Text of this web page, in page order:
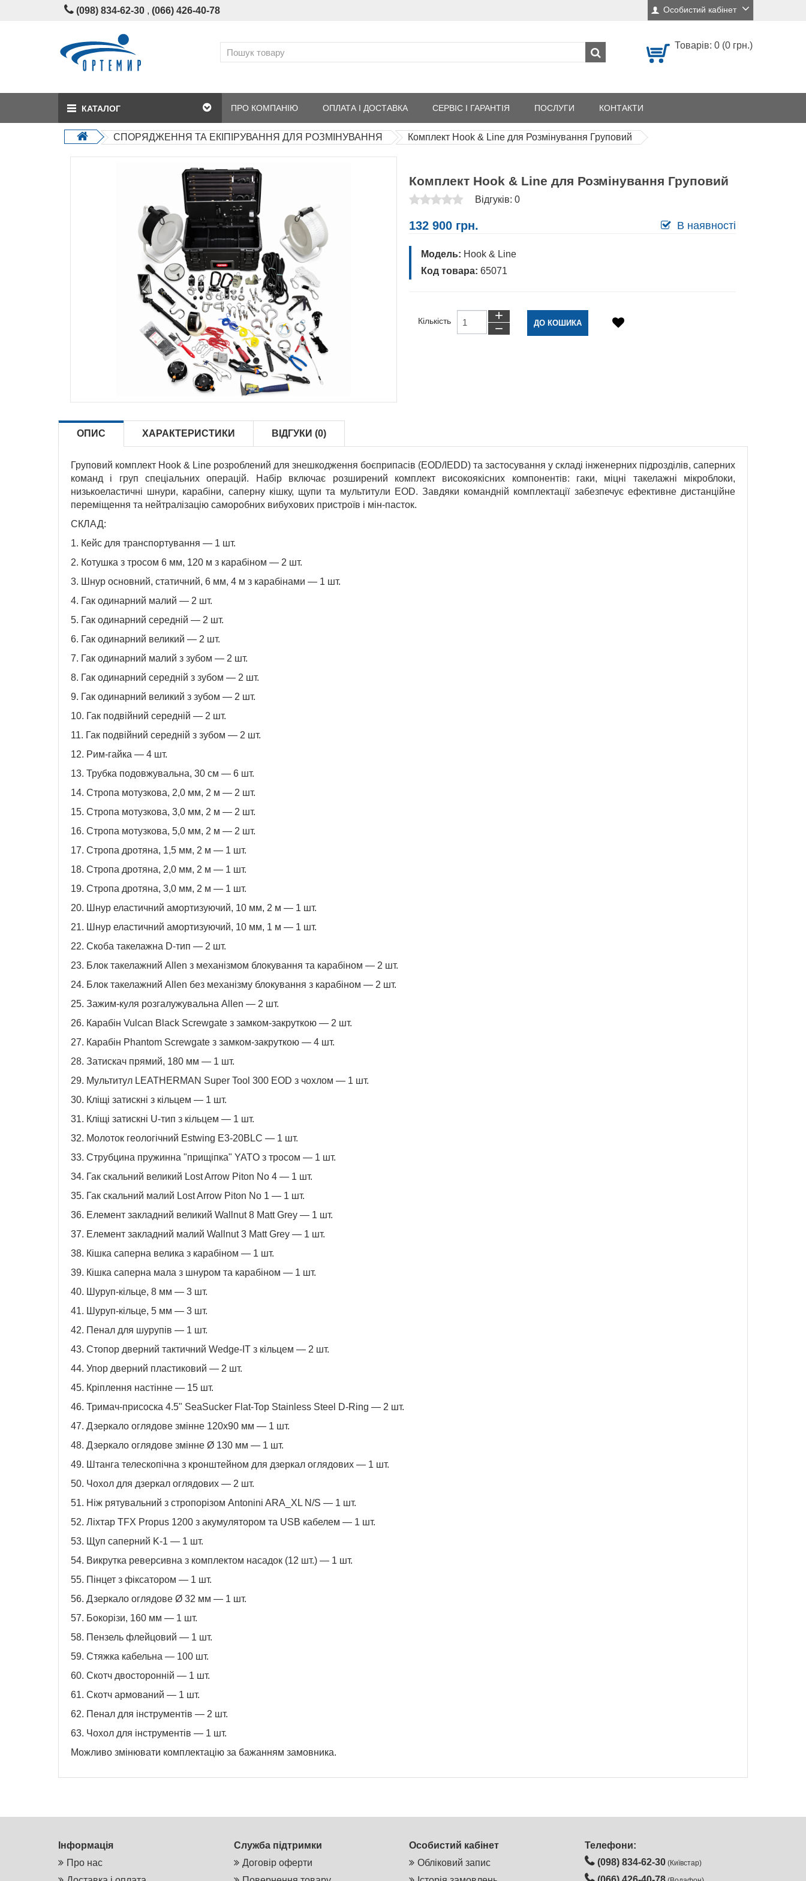
(098) 834-62-30 , (066) 426‑40‑78 Особистий кабінет
Товарів: 0 (0 грн.)
КАТАЛОГ ПРО КОМПАНІЮ ОПЛАТА І ДОСТАВКА СЕРВІС І ГАРАНТІЯ ПОСЛУГИ КОНТАКТИ
СПОРЯДЖЕННЯ ТА ЕКІПІРУВАННЯ ДЛЯ РОЗМІНУВАННЯ Комплект Hook & Line для Розмінування Груповий
Комплект Hook & Line для Розмінування Груповий
Відгуків: 0
132 900 грн. В наявності
Модель: Hook & Line
Код товара: 65071
Кількість −
+
ОПИС ХАРАКТЕРИСТИКИ ВІДГУКИ (0)
Груповий комплект Hook & Line розроблений для знешкодження боєприпасів (EOD/IEDD) та застосування у складі інженерних підрозділів, саперних
команд і груп спеціальних операцій. Набір включає розширений комплект високоякісних компонентів: гаки, міцні такелажні мікроблоки,
низькоеластичні шнури, карабіни, саперну кішку, щупи та мультитули EOD. Завдяки командній комплектації забезпечує ефективне дистанційне
переміщення та нейтралізацію саморобних вибухових пристроїв і мін‑пасток.
СКЛАД:
1. Кейс для транспортування — 1 шт.
2. Котушка з тросом 6 мм, 120 м з карабіном — 2 шт.
3. Шнур основний, статичний, 6 мм, 4 м з карабінами — 1 шт.
4. Гак одинарний малий — 2 шт.
5. Гак одинарний середній — 2 шт.
6. Гак одинарний великий — 2 шт.
7. Гак одинарний малий з зубом — 2 шт.
8. Гак одинарний середній з зубом — 2 шт.
9. Гак одинарний великий з зубом — 2 шт.
10. Гак подвійний середній — 2 шт.
11. Гак подвійний середній з зубом — 2 шт.
12. Рим-гайка — 4 шт.
13. Трубка подовжувальна, 30 см — 6 шт.
14. Стропа мотузкова, 2,0 мм, 2 м — 2 шт.
15. Стропа мотузкова, 3,0 мм, 2 м — 2 шт.
16. Стропа мотузкова, 5,0 мм, 2 м — 2 шт.
17. Стропа дротяна, 1,5 мм, 2 м — 1 шт.
18. Стропа дротяна, 2,0 мм, 2 м — 1 шт.
19. Стропа дротяна, 3,0 мм, 2 м — 1 шт.
20. Шнур еластичний амортизуючий, 10 мм, 2 м — 1 шт.
21. Шнур еластичний амортизуючий, 10 мм, 1 м — 1 шт.
22. Скоба такелажна D-тип — 2 шт.
23. Блок такелажний Allen з механізмом блокування та карабіном — 2 шт.
24. Блок такелажний Allen без механізму блокування з карабіном — 2 шт.
25. Зажим-куля розгалужувальна Allen — 2 шт.
26. Карабін Vulcan Black Screwgate з замком-закруткою — 2 шт.
27. Карабін Phantom Screwgate з замком-закруткою — 4 шт.
28. Затискач прямий, 180 мм — 1 шт.
29. Мультитул LEATHERMAN Super Tool 300 EOD з чохлом — 1 шт.
30. Кліщі затискні з кільцем — 1 шт.
31. Кліщі затискні U-тип з кільцем — 1 шт.
32. Молоток геологічний Estwing E3-20BLC — 1 шт.
33. Струбцина пружинна "прищіпка" YATO з тросом — 1 шт.
34. Гак скальний великий Lost Arrow Piton No 4 — 1 шт.
35. Гак скальний малий Lost Arrow Piton No 1 — 1 шт.
36. Елемент закладний великий Wallnut 8 Matt Grey — 1 шт.
37. Елемент закладний малий Wallnut 3 Matt Grey — 1 шт.
38. Кішка саперна велика з карабіном — 1 шт.
39. Кішка саперна мала з шнуром та карабіном — 1 шт.
40. Шуруп-кільце, 8 мм — 3 шт.
41. Шуруп-кільце, 5 мм — 3 шт.
42. Пенал для шурупів — 1 шт.
43. Стопор дверний тактичний Wedge-IT з кільцем — 2 шт.
44. Упор дверний пластиковий — 2 шт.
45. Кріплення настінне — 15 шт.
46. Тримач-присоска 4.5" SeaSucker Flat-Top Stainless Steel D-Ring — 2 шт.
47. Дзеркало оглядове змінне 120х90 мм — 1 шт.
48. Дзеркало оглядове змінне Ø 130 мм — 1 шт.
49. Штанга телескопічна з кронштейном для дзеркал оглядових — 1 шт.
50. Чохол для дзеркал оглядових — 2 шт.
51. Ніж рятувальний з стропорізом Antonini ARA_XL N/S — 1 шт.
52. Ліхтар TFX Propus 1200 з акумулятором та USB кабелем — 1 шт.
53. Щуп саперний K-1 — 1 шт.
54. Викрутка реверсивна з комплектом насадок (12 шт.) — 1 шт.
55. Пінцет з фіксатором — 1 шт.
56. Дзеркало оглядове Ø 32 мм — 1 шт.
57. Бокорізи, 160 мм — 1 шт.
58. Пензель флейцовий — 1 шт.
59. Стяжка кабельна — 100 шт.
60. Скотч двосторонній — 1 шт.
61. Скотч армований — 1 шт.
62. Пенал для інструментів — 2 шт.
63. Чохол для інструментів — 1 шт.
Можливо змінювати комплектацію за бажанням замовника.
Інформація
Про нас
Служба підтримки
Договір оферти
Особистий кабінет
Обліковий запис
Телефони:
(098) 834-62-30(Київстар)